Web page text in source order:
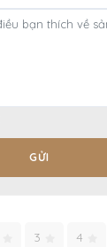
GỬI
3 4